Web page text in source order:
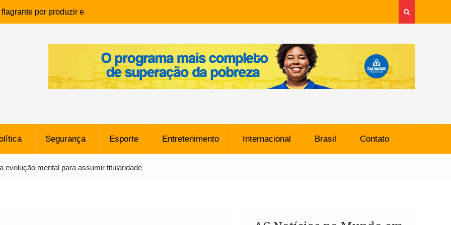
por produzir e
infantil em Eunápolis
morreu após ataque
sem restrições e pode
o Vasco
SpaceX Colide com a Lua
Metros, Afirma a Nasa
Segurança Esporte Entretenimento Internacional Brasil Contato
evolução mental para assumir titularidade